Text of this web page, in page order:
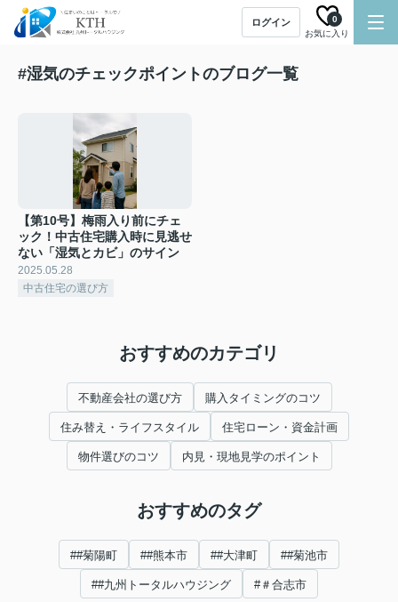
ログイン
お気に入り
0
#湿気のチェックポイントのブログ一覧
【第10号】梅雨入り前にチェ
ック！中古住宅購入時に見逃せ
ない「湿気とカビ」のサイン
2025.05.28
中古住宅の選び方
おすすめのカテゴリ
不動産会社の選び方 購入タイミングのコツ
住み替え・ライフスタイル 住宅ローン・資金計画
物件選びのコツ 内見・現地見学のポイント
おすすめのタグ
##菊陽町 ##熊本市 ##大津町 ##菊池市
##九州トータルハウジング #＃合志市